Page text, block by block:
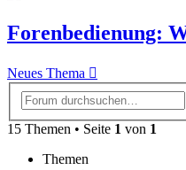
Forenbedienung:
Neues Thema
15 Themen • Seite 1 von 1
Themen